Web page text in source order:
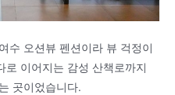
수 오션뷰 펜션이라 뷰 걱정이
로 이어지는 감성 산책로까지
곳이었습니다.